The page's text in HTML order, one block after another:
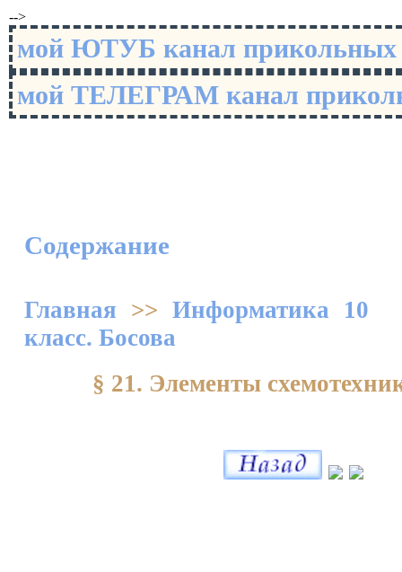
-->
мой ЮТУБ канал
мой ТЕЛЕГРАМ канал
Содержание
Главная >> Информатика 10
класс. Босова
§ 21. Элементы